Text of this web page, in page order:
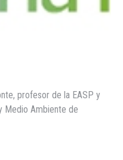
profesor de la EASP y
Medio Ambiente de